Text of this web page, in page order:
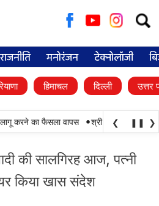
for:
राजनीति मनोरंजन टेक्नोलॉजी
हिमाचल दिल्ली उत्तर
करने का फैसला वापस • श्री गुरु हरिकृष्ण
❮ ❚❚ ❯
की सालगिरह आज, पत्नी
किया खास संदेश